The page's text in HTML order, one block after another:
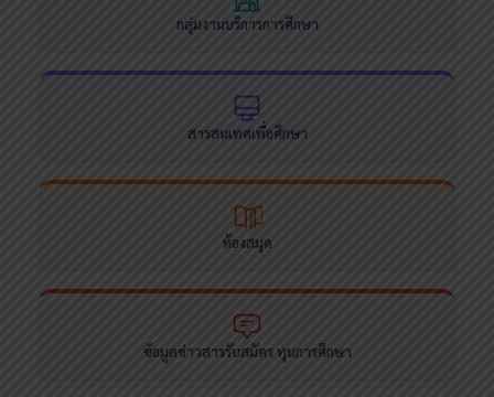
กลุ่มงานบริการการศึกษา
สารสนเทศเพื่อศึกษา
ห้องสมุด
ข้อมูลข่าวสารรับสมัคร ทุนการศึกษา